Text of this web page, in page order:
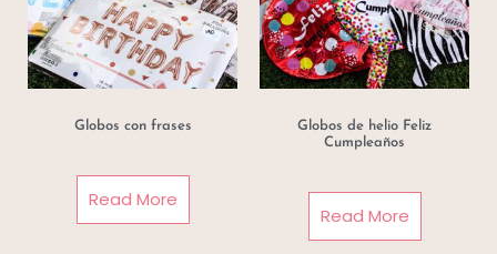
Globos con frases
Read More
Globos de helio Feliz
Cumpleaños
Read More